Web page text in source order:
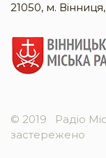
21050, м.
© 2019
Радіо
застережено